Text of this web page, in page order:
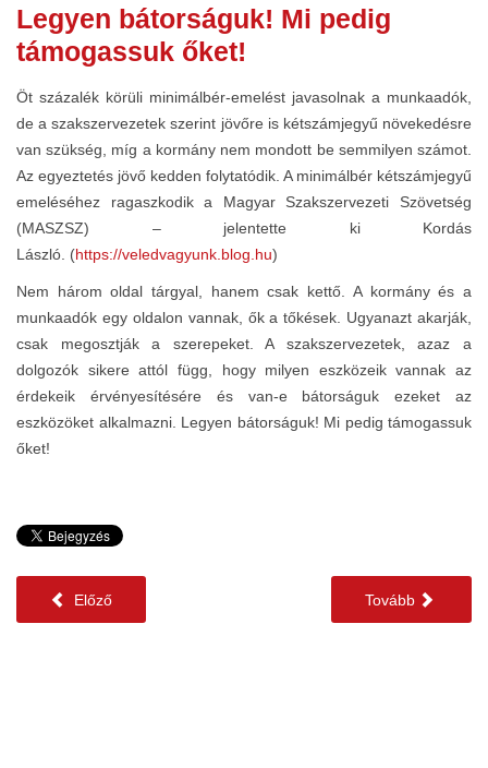
Legyen bátorságuk! Mi pedig
támogassuk őket!
Öt százalék körüli minimálbér-emelést javasolnak a munkaadók,
de a szakszervezetek szerint jövőre is kétszámjegyű növekedésre
van szükség, míg a kormány nem mondott be semmilyen számot.
Az egyeztetés jövő kedden folytatódik. A minimálbér kétszámjegyű
emeléséhez ragaszkodik a Magyar Szakszervezeti Szövetség
(MASZSZ) – jelentette ki Kordás
László. (https://veledvagyunk.blog.hu)
Nem három oldal tárgyal, hanem csak kettő. A kormány és a
munkaadók egy oldalon vannak, ők a tőkések. Ugyanazt akarják,
csak megosztják a szerepeket. A szakszervezetek, azaz a
dolgozók sikere attól függ, hogy milyen eszközeik vannak az
érdekeik érvényesítésére és van-e bátorságuk ezeket az
eszközöket alkalmazni. Legyen bátorságuk! Mi pedig támogassuk
őket!
Előző Tovább